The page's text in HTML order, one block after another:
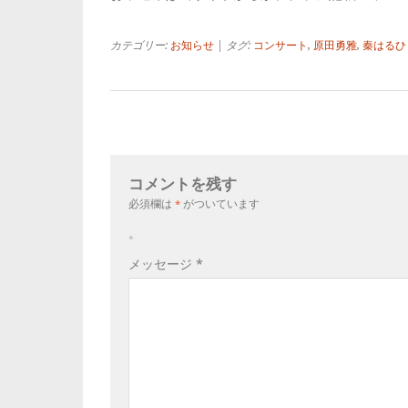
カテゴリー: お知らせ | タグ: コンサート , 原田勇雅, 秦はるひ
コメントを残す
必須欄は * がついています
。
メッセージ *